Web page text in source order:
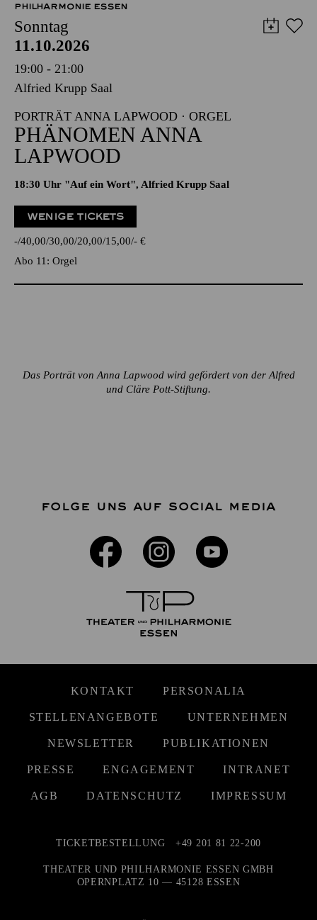
PHILHARMONIE ESSEN
Sonntag
11.10.2026
19:00 - 21:00
Alfried Krupp Saal
PORTRÄT ANNA LAPWOOD · ORGEL
PHÄNOMEN ANNA
LAPWOOD
18:30 Uhr "Auf ein Wort", Alfried Krupp Saal
WENIGE TICKETS
- 40,00 30,00 20,00 15,00 - €
Abo 11: Orgel
Das Porträt von Anna Lapwood wird gefördert von der Alfred
und Cläre Pott-Stiftung.
FOLGE UNS AUF SOCIAL MEDIA
KONTAKT PERSONALIA
STELLENANGEBOTE UNTERNEHMEN
NEWSLETTER PUBLIKATIONEN
PRESSE ENGAGEMENT INTRANET
AGB DATENSCHUTZ IMPRESSUM
TICKETBESTELLUNG +49 201 81 22-200
THEATER UND PHILHARMONIE ESSEN GMBH
OPERNPLATZ 10 — 45128 ESSEN